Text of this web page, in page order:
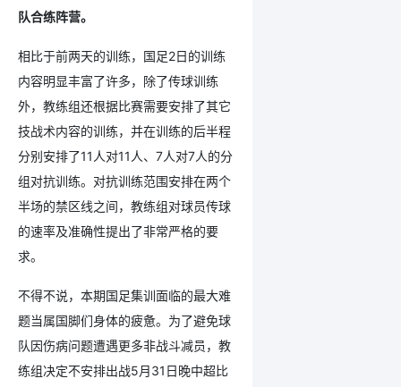
队合练阵营。
相比于前两天的训练，国足2日的训练
内容明显丰富了许多，除了传球训练
外，教练组还根据比赛需要安排了其它
技战术内容的训练，并在训练的后半程
分别安排了11人对11人、7人对7人的分
组对抗训练。对抗训练范围安排在两个
半场的禁区线之间，教练组对球员传球
的速率及准确性提出了非常严格的要
求。
不得不说，本期国足集训面临的最大难
题当属国脚们身体的疲惫。为了避免球
队因伤病问题遭遇更多非战斗减员，教
练组决定不安排出战5月31日晚中超比